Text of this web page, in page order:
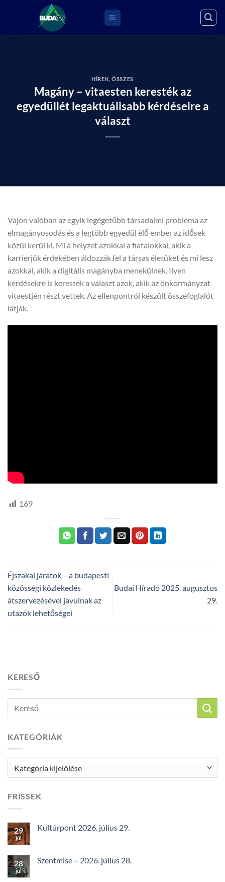
HÍREK ,ÖSSZES
Magány – vitaesten keresték az
egyedüllét legaktuálisabb kérdéseire a
választ
Vajon valóban az egyik legégetőbb társadalmi probléma az
elmagányosodás és a legtöbb egyedül élő ember az idősek
közül kerül ki. Mi a helyzet azokkal a fiatalokkal, akik a
karrierjük érdekében áldozzák fel a társas életüket és mi lesz
azokkal, akik a digitális magányba menekülnek. Ilyen
kérdésekre is keresték a választ azok, akik az önkormányzat
vitaestjén részt vettek. Az ellenpontról készült összefoglalót
látják.
169
Éjszakai járatok – a budapesti
közösségi közlekedés
átszervezésével javulnak az
utazók lehetőségei
Budai Híradó 2025. augusztus
29.
KERESŐ
KATEGÓRIÁK
FRISSEK
29
júl
Kultúrpont 2026. július 29.
28
júl
Szentmise – 2026. július 28.